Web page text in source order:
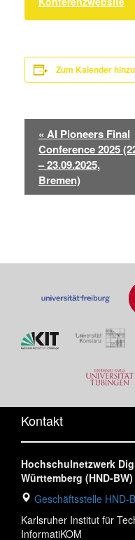
Zum Kalender
Veranstaltung-
Navigation
« AI Pioneers Final
Conference 2025
– 23.09.2025,
Bremen)
Kontakt
Hochschulnetzwerk
Württemberg (HND-BW)
Geschäftsstelle HND-
Karlsruher Institut für
InformatiKOM